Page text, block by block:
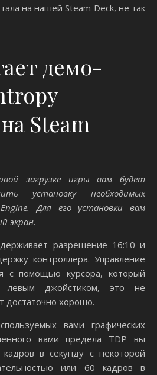
на нашей Steam Deck, не так
демо-
Steam
загрузке игры вам будет
установку необходимых
Для его установки вам
экран.
разрешение 16:10 и
контроллера. Управление
с помощью курсора, который
левым джойстиком, это не
достаточно хорошо.
вами графических
вами предела TDP вы
в секунду с некоторой
или 60 кадров в